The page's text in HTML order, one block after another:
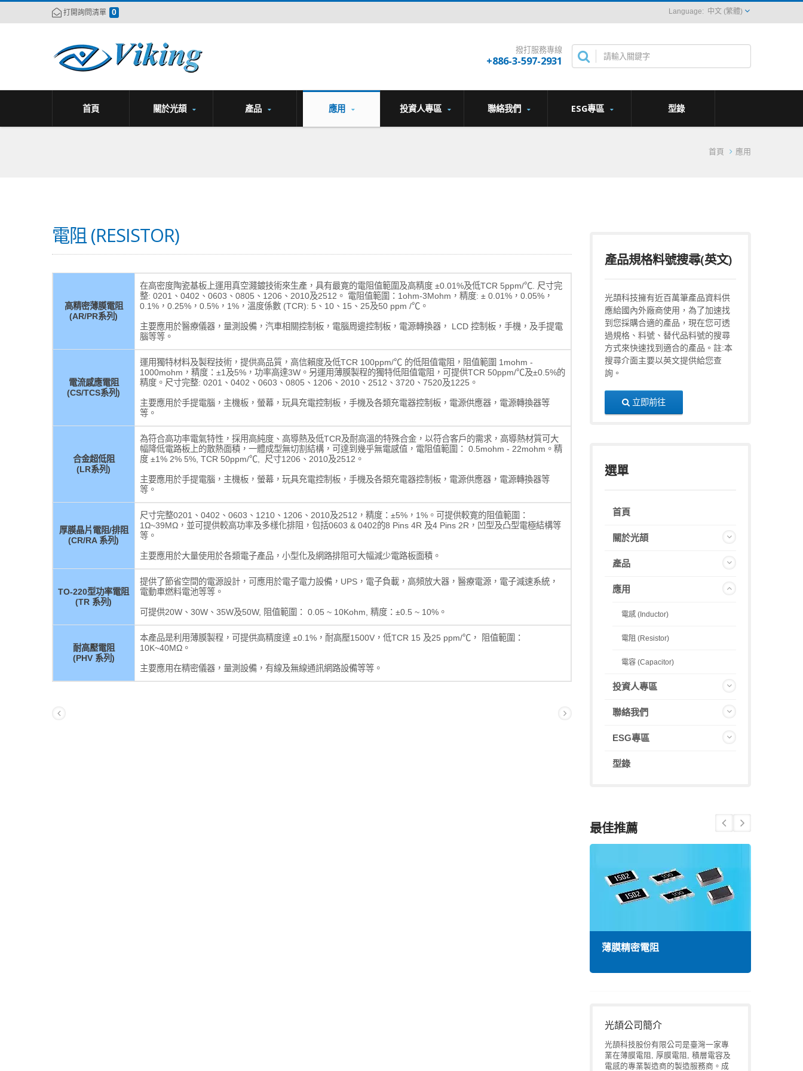
打開詢問清單 0 中文 (繁體)
撥打服務專線
+886-3-597-2931
首頁 關於光頡 產品 應用 投資人專區 聯絡我們 ESG專區 型錄
首頁 應用
電阻 (RESISTOR)
高精密薄膜電阻
(AR/PR系列)
在高密度陶瓷基板上運用真空濺鍍技術來生產，具有最寛的電阻值範圍及高精度 ±0.01%及低TCR 5ppm/℃. 尺寸完
整: 0201、0402、0603、0805、1206、2010及2512。 電阻值範圍：1ohm-3Mohm，精度: ± 0.01%，0.05%，
0.1%，0.25%，0.5%，1%，溫度係數 (TCR): 5、10、15、25及50 ppm /℃。
主要應用於醫療儀器，量測設備，汽車相關控制板，電腦周邊控制板，電源轉換器， LCD 控制板，手機，及手提電
腦等等。
電流感應電阻
(CS/TCS系列)
運用獨特材料及製程技術，提供高品質，高信賴度及低TCR 100ppm/℃ 的低阻值電阻，阻值範圍 1mohm -
1000mohm，精度：±1及5%，功率高達3W。另運用薄膜製程的獨特低阻值電阻，可提供TCR 50ppm/℃及±0.5%的
精度。尺寸完整: 0201、0402、0603、0805、1206、2010、2512、3720、7520及1225。
主要應用於手提電腦，主機板，螢幕，玩具充電控制板，手機及各類充電器控制板，電源供應器，電源轉換器等
等。
合金超低阻
(LR系列)
為符合高功率電氣特性，採用高純度、高導熱及低TCR及耐高溫的特殊合金，以符合客戶的需求，高導熱材質可大
幅降低電路板上的散熱面積，一體成型無切割結構，可達到幾乎無電感值，電阻值範圍： 0.5mohm - 22mohm。精
度 ±1% 2% 5%, TCR 50ppm/℃, 尺寸1206、2010及2512。
主要應用於手提電腦，主機板，螢幕，玩具充電控制板，手機及各類充電器控制板，電源供應器，電源轉換器等
等。
厚膜晶片電阻/排阻
(CR/RA 系列)
尺寸完整0201、0402、0603、1210、1206、2010及2512，精度：±5%，1%。可提供較寛的阻值範圍：
1Ω~39MΩ，並可提供較高功率及多樣化排阻，包括0603 & 0402的8 Pins 4R 及4 Pins 2R，凹型及凸型電極結構等
等。
主要應用於大量使用於各類電子產品，小型化及網路排阻可大幅減少電路板面積。
TO-220型功率電阻
(TR 系列)
提供了節省空間的電源設計，可應用於電子電力設備，UPS，電子負載，高頻放大器，醫療電源，電子減速系統，
電動車燃料電池等等。
可提供20W、30W、35W及50W, 阻值範圍： 0.05 ~ 10Kohm, 精度：±0.5 ~ 10%。
耐高壓電阻
(PHV 系列)
本產品是利用薄膜製程，可提供高精度達 ±0.1%，耐高壓1500V，低TCR 15 及25 ppm/℃， 阻值範圍：
10K~40MΩ。
主要應用在精密儀器，量測設備，有線及無線通訊網路設備等等。
產品規格料號搜尋(英文)
光頡科技擁有近百萬筆產品資料供
應給國內外廠商使用，為了加速找
到您採購合適的產品，現在您可透
過規格、料號、替代品料號的搜尋
方式來快速找到適合的產品。註:本
搜尋介面主要以英文提供給您查
詢。
立即前往
選單
首頁
關於光頡
產品
應用
電感 (Inductor)
電阻 (Resistor)
電容 (Capacitor)
投資人專區
聯絡我們
ESG專區
型錄
最佳推薦
薄膜精密電阻
光頡公司簡介
光頡科技股份有限公司是臺灣一家專
業在薄膜電阻, 厚膜電阻, 積層電容及
電感的專業製造商的製造服務商。成